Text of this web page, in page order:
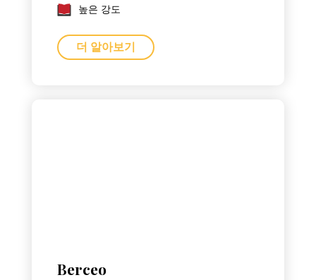
높은 강도
더 알아보기
Berceo